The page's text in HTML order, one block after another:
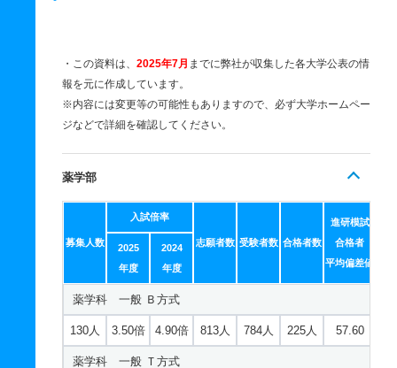
・この資料は、 2025年7月 までに弊社が収集した各大学公表の情
報を元に作成しています。
※内容には変更等の可能性もありますので、必ず大学ホームペー
ジなどで詳細を確認してください。
薬学部
募集人数
入試倍率
志願者数 受験者数 合格者数
進研模試
合格者
平均偏差値
2025
年度
2024
年度
薬学科 一般 Ｂ方式
130人 3.50倍 4.90倍 813人 784人 225人 57.60
薬学科 一般 Ｔ方式